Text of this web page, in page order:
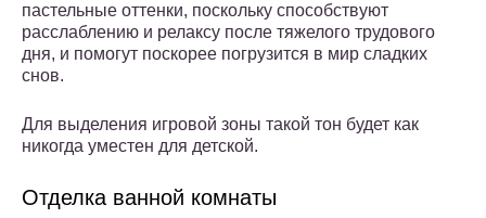
пастельные оттенки, поскольку способствуют
расслаблению и релаксу после тяжелого трудового
дня, и помогут поскорее погрузится в мир сладких
снов.
Для выделения игровой зоны такой тон будет как
никогда уместен для детской.
Отделка ванной комнаты